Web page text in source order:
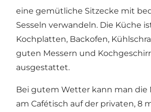
eine gemütliche Sitzecke mit
Sesseln verwandeln. Die Küche
Kochplatten, Backofen,
guten Messern und
ausgestattet.
Bei gutem Wetter kann man die
am Cafétisch auf der privaten, 8